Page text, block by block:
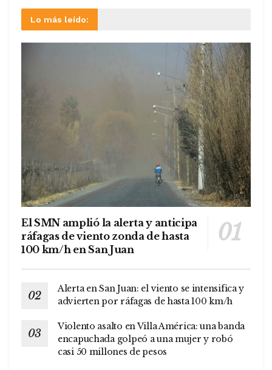
Lo más leído:
El SMN amplió la alerta y anticipa
ráfagas de viento zonda de hasta
100 km/h en San Juan
Alerta en San Juan: el viento se intensifica y
advierten por ráfagas de hasta 100 km/h
Violento asalto en Villa América: una banda
encapuchada golpeó a una mujer y robó
casi 50 millones de pesos